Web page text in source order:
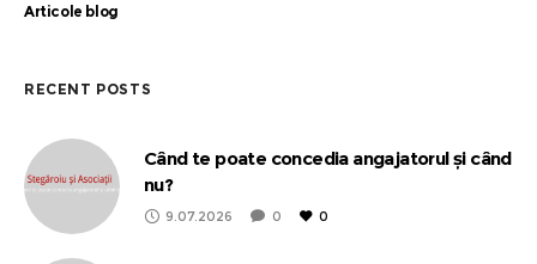
Articole blog
RECENT POSTS
Când te poate concedia angajatorul și când
nu?
9.07.2026 0 0